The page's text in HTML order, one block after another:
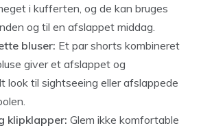
i kufferten, og de kan bruges
og til en afslappet middag.
bluser: Et par shorts kombineret
giver et afslappet og
look til sightseeing eller afslappede
klipklapper: Glem ikke komfortable